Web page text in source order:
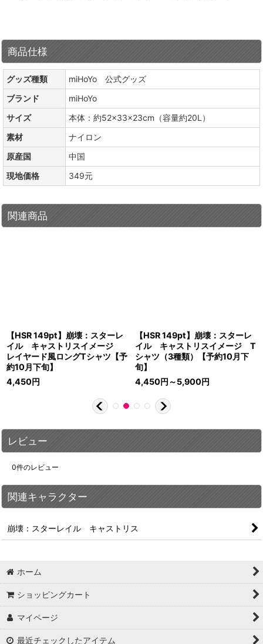
商品仕様
グッズ種類
miHoYo 公式グッズ
ブランド
miHoYo
サイズ
本体：約52×33×23cm（容量約20L）
素材
ナイロン
原産国
中国
現地価格
349元
関連商品
【HSR 149pt】崩壊：スターレ
イル キャストリスイメージ
レイヤード風ロングTシャツ【予
約10月下旬】
4,450円
【HSR 149pt】崩壊：スターレ
イル キャストリスイメージ T
シャツ（3種類）【予約10月下
旬】
4,450円 ～5,900円
レビュー
0件のレビュー
関連キャラクター
崩壊：スターレイル キャストリス
ホーム
ショッピングカート
マイページ
最近チェックしたアイテム